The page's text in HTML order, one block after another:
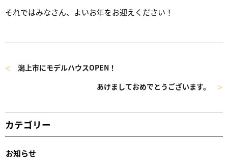
それではみなさん、よいお年をお迎えください！
＜
潟上市にモデルハウスOPEN！
あけましておめでとうございます。
＞
カテゴリー
お知らせ